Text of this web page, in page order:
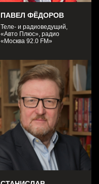
ПАВЕЛ ФЁДОРОВ
Теле- и радиоведущий,
«Авто Плюс», радио
«Москва 92.0 FM»